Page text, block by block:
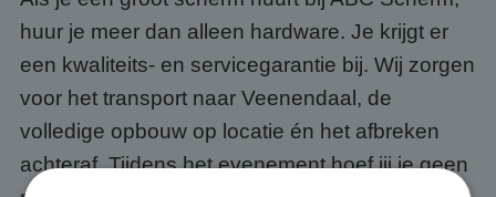
huur je meer dan alleen hardware. Je krijgt er
een kwaliteits- en servicegarantie bij. Wij zorgen
voor het transport naar Veenendaal, de
volledige opbouw op locatie én het afbreken
achteraf. Tijdens het evenement hoef jij je geen